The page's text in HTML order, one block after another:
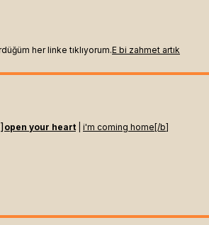
her linke tıklıyorum.E bi zahmet artık
open your heart i'm coming home[/b]